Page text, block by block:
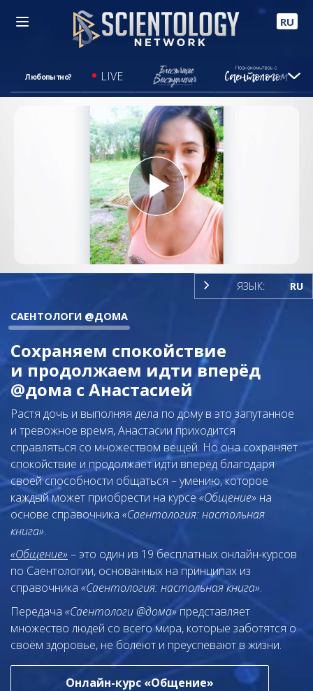
RU
Любопытно? LIVE
Play
Video
ЯЗЫК: RU
САЕНТОЛОГИ @ДОМА
Сохраняем спокойствие
и продолжаем идти вперёд
@дома с Анастасией
Растя дочь и выполняя дела по дому в это запутанное
и тревожное время, Анастасии приходится
справляться со множеством вещей. Но она сохраняет
спокойствие и продолжает идти вперёд благодаря
своей способности общаться – умению, которое
каждый может приобрести на курсе«Общение» на
основе справочника «Саентология: настольная
книга».
«Общение» – это один из 19 бесплатных онлайн-курсов
по Саентологии, основанных на принципах из
справочника «Саентология: настольная книга».
Передача «Саентологи @дома»представляет
множество людей со всего мира, которые заботятся о
своём здоровье, не болеют и преуспевают в жизни.
Онлайн-курс «Общение»